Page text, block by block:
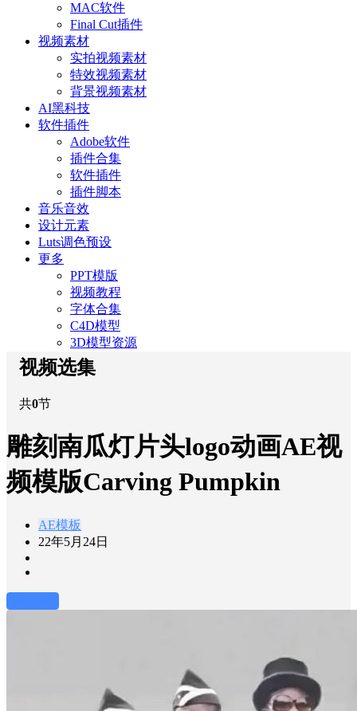
MAC软件
Final Cut插件
视频素材
实拍视频素材
特效视频素材
背景视频素材
AI黑科技
软件插件
Adobe软件
插件合集
软件插件
插件脚本
音乐音效
设计元素
Luts调色预设
更多
PPT模版
视频教程
字体合集
C4D模型
3D模型资源
视频选集
共0节
雕刻南瓜灯片头logo动画AE视
频模版Carving Pumpkin
AE模板
22年5月24日